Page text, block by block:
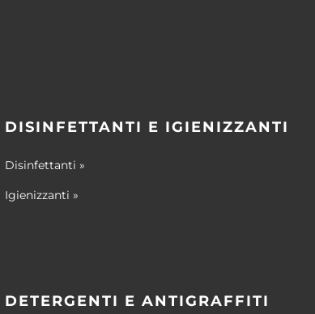
DISINFETTANTI E IGIENIZZANTI
Disinfettanti »
Igienizzanti »
DETERGENTI E ANTIGRAFFITI